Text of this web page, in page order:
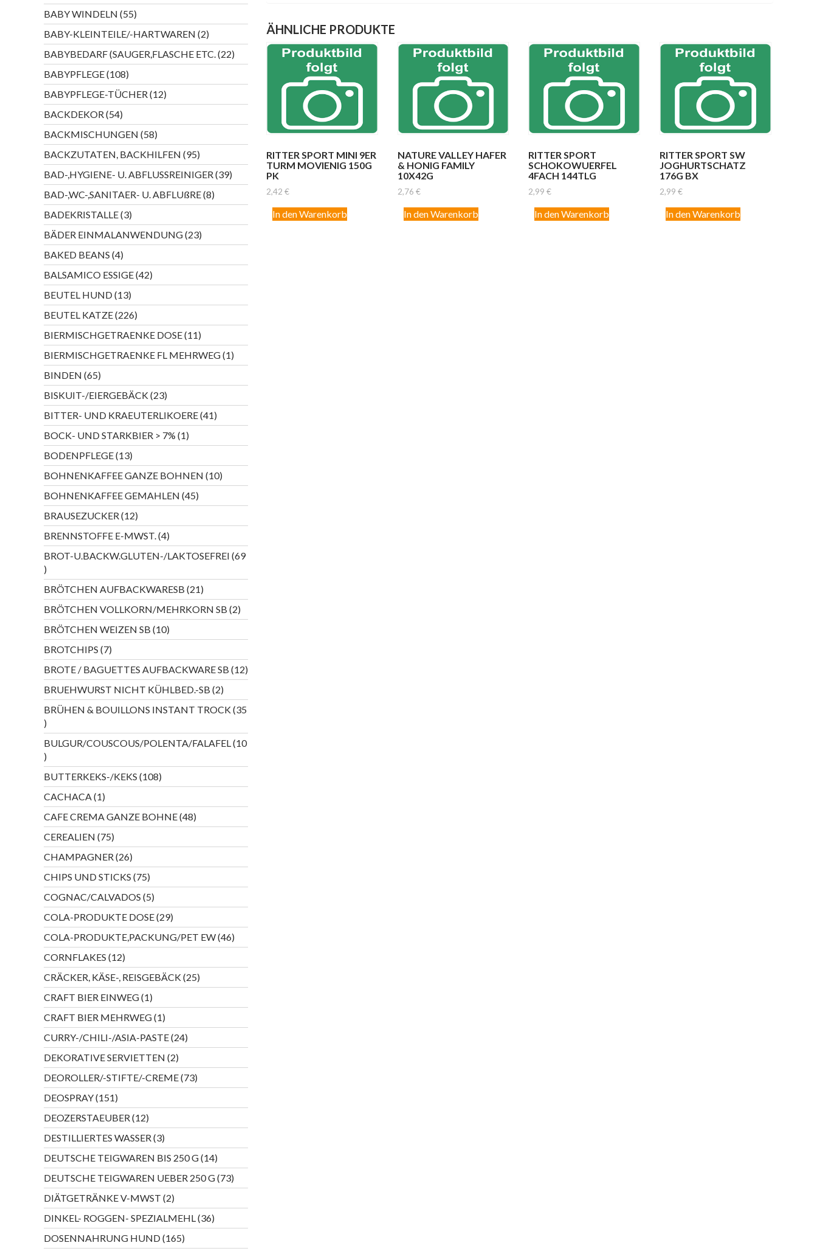
ÄHNLICHE PRODUKTE
RITTER SPORT MINI 9ER
TURM MOVIENIG 150G
PK
2,42 €
In den Warenkorb
NATURE VALLEY HAFER
& HONIG FAMILY
10X42G
2,76 €
In den Warenkorb
RITTER SPORT
SCHOKOWUERFEL
4FACH 144TLG
2,99€
In den Warenkorb
RITTER SPORT SW
JOGHURTSCHATZ
176G BX
2,99 €
In den Warenkorb
Produkte
BABY WINDELN 5555
Produkte
BABY-KLEINTEILE/-HARTWAREN 22
Produkte
BABYBEDARF (SAUGER,FLASCHE ETC. 2222
Produkte
BABYPFLEGE 108108
Produkte
BABYPFLEGE-TÜCHER 1212
Produkte
BACKDEKOR 5454
Produkte
BACKMISCHUNGEN 5858
Produkte
BACKZUTATEN, BACKHILFEN 9595
Produkte
BAD-,HYGIENE- U. ABFLUSSREINIGER 3939
Produkte
BAD-,WC-,SANITAER- U. ABFLUßRE 88
Produkte
BADEKRISTALLE 33
Produkte
BÄDER EINMALANWENDUNG 2323
Produkte
BAKED BEANS 44
Produkte
BALSAMICO ESSIGE 4242
Produkte
BEUTEL HUND 1313
Produkte
BEUTEL KATZE 226226
Produkte
BIERMISCHGETRAENKE DOSE 1111
Produkte
BIERMISCHGETRAENKE FL MEHRWEG 11
Produkt
BINDEN 6565
Produkte
BISKUIT-/EIERGEBÄCK 2323
Produkte
BITTER- UND KRAEUTERLIKOERE 4141
Produkte
BOCK- UND STARKBIER > 7% 11
Produkt
BODENPFLEGE 1313
Produkte
BOHNENKAFFEE GANZE BOHNEN 1010
Produkte
BOHNENKAFFEE GEMAHLEN 4545
Produkte
BRAUSEZUCKER 1212
Produkte
BRENNSTOFFE E-MWST. 44
Produkte
BROT-U.BACKW.GLUTEN-/LAKTOSEFREI 69
69
Produkte
BRÖTCHEN AUFBACKWARESB 2121
Produkte
BRÖTCHEN VOLLKORN/MEHRKORN SB 22
Produkte
BRÖTCHEN WEIZEN SB 1010
Produkte
BROTCHIPS 77
Produkte
BROTE / BAGUETTES AUFBACKWARE SB 1212
Produkte
BRUEHWURST NICHT KÜHLBED.-SB 22
Produkte
BRÜHEN & BOUILLONS INSTANT TROCK 35
35
Produkte
BULGUR/COUSCOUS/POLENTA/FALAFEL 10
10
Produkte
BUTTERKEKS-/KEKS 108108
Produkte
CACHACA 11
Produkt
CAFE CREMA GANZE BOHNE 4848
Produkte
CEREALIEN 7575
Produkte
CHAMPAGNER 2626
Produkte
CHIPS UND STICKS 7575
Produkte
COGNAC/CALVADOS 55
Produkte
COLA-PRODUKTE DOSE 2929
Produkte
COLA-PRODUKTE,PACKUNG/PET EW 4646
Produkte
CORNFLAKES 1212
Produkte
CRÄCKER, KÄSE-, REISGEBÄCK 2525
Produkte
CRAFT BIER EINWEG 11
Produkt
CRAFT BIER MEHRWEG 11
Produkt
CURRY-/CHILI-/ASIA-PASTE 2424
Produkte
DEKORATIVE SERVIETTEN 22
Produkte
DEOROLLER/-STIFTE/-CREME 7373
Produkte
DEOSPRAY 151151
Produkte
DEOZERSTAEUBER 1212
Produkte
DESTILLIERTES WASSER 33
Produkte
DEUTSCHE TEIGWAREN BIS 250 G 1414
Produkte
DEUTSCHE TEIGWAREN UEBER 250 G 7373
Produkte
DIÄTGETRÄNKE V-MWST 22
Produkte
DINKEL- ROGGEN- SPEZIALMEHL 3636
Produkte
DOSENNAHRUNG HUND 165165
Produkte